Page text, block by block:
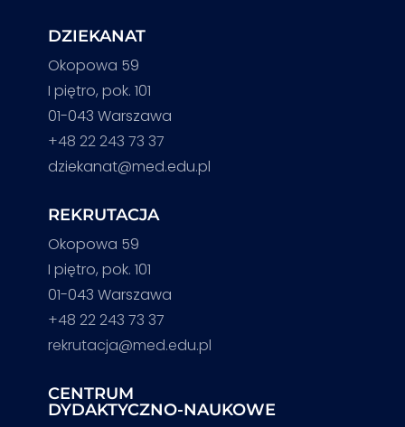
DZIEKANAT
Okopowa 59
I piętro, pok. 101
01-043 Warszawa
+48 22 243 73 37
dziekanat@med.edu.pl
REKRUTACJA
Okopowa 59
I piętro, pok. 101
01-043 Warszawa
+48 22 243 73 37
rekrutacja@med.edu.pl
CENTRUM
DYDAKTYCZNO-NAUKOWE